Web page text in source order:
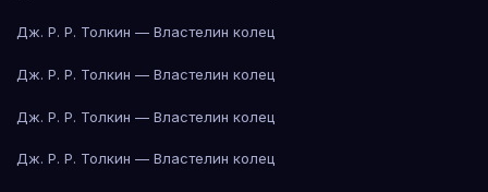
Дж. Р. Р. Толкин — Властелин колец
Дж. Р. Р. Толкин — Властелин колец
Дж. Р. Р. Толкин — Властелин колец
Дж. Р. Р. Толкин — Властелин колец